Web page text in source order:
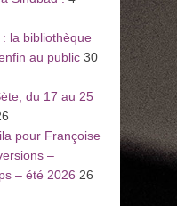
la bibliothèque
au public 30
du 17 au 25
pour Françoise
–
– été 2026 26